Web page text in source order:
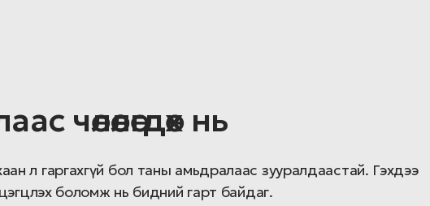
чөлөөлөгдөх нь
л гаргахгүй бол таны амьдралаас зууралдаастай. Гэхдээ
боломж нь бидний гарт байдаг.